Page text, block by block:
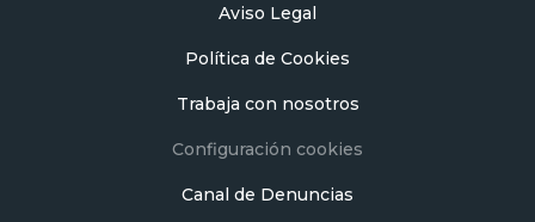
Aviso Legal
Política de Cookies
Trabaja con nosotros
Configuración cookies
Canal de Denuncias